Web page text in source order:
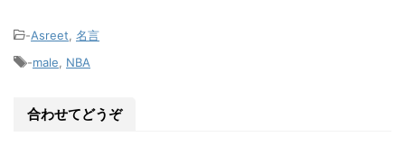
e
o
-Asreet 名言
-male NBA
合わせてどうぞ